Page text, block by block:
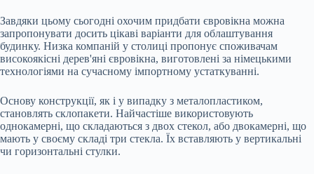
Завдяки цьому сьогодні охочим придбати євровікна можна
запропонувати досить цікаві варіанти для облаштування
будинку. Низка компаній у столиці пропонує споживачам
високоякісні дерев'яні євровікна, виготовлені за німецькими
технологіями на сучасному імпортному устаткуванні.
Основу конструкції, як і у випадку з металопластиком,
становлять склопакети. Найчастіше використовують
однокамерні, що складаються з двох стекол, або двокамерні, що
мають у своєму складі три стекла. Їх вставляють у вертикальні
чи горизонтальні стулки.